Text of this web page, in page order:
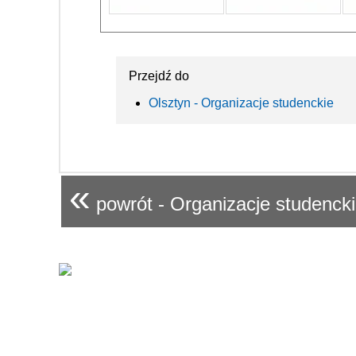
Przejdź do
Olsztyn - Organizacje studenckie
« powrót - Organizacje